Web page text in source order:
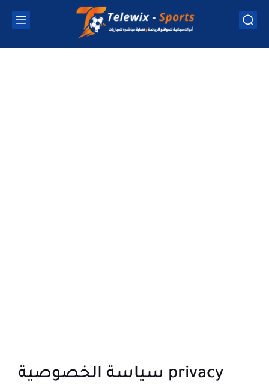
سياسة الخصوصية privacy